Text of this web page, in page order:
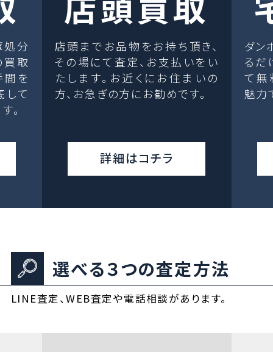
処分
取
間を
して
。
店頭までお品物をお持ち頂き、
その場にて査定、お支払いをい
たします。お近くにお住まいの
方、お急ぎの方にお勧めです。
詳細はコチラ
ダン
るだ
て無
魅力
選べる３つの査定方法
LINE査定、WEB査定や電話相談があります。